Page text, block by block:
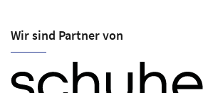
Wir sind Partner von